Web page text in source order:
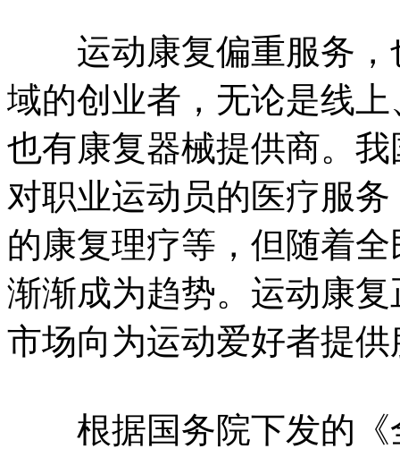
运动康复偏重服务，
域的创业者，无论是线
也有康复器械提供商。
对职业运动员的医疗服
的康复理疗等，但随着
渐渐成为趋势。运动康
市场向为运动爱好者提
根据国务院下发的《